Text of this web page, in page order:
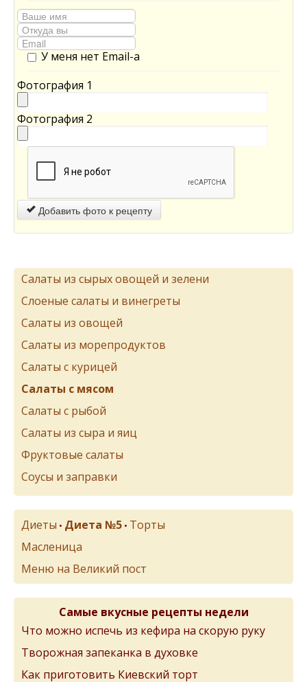
У меня нет Email-а
Фотография 1
Фотография 2
Добавить фото к рецепту
Салаты из сырых овощей и зелени
Слоеные салаты и винегреты
Салаты из овощей
Салаты из морепродуктов
Салаты с курицей
Салаты с мясом
Салаты с рыбой
Салаты из сыра и яиц
Фруктовые салаты
Соусы и заправки
Диеты • Диета №5 • Торты
Масленица
Меню на Великий пост
Самые вкусные рецепты недели
Что можно испечь из кефира на скорую руку
Творожная запеканка в духовке
Как приготовить Киевский торт